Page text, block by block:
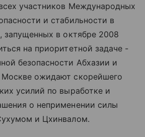
участников Международных
и стабильности в
запущенных в октябре 2008
на приоритетной задаче -
безопасности Абхазии и
ожидают скорейшего
усилий по выработке и
о неприменении силы
и Цхинвалом.